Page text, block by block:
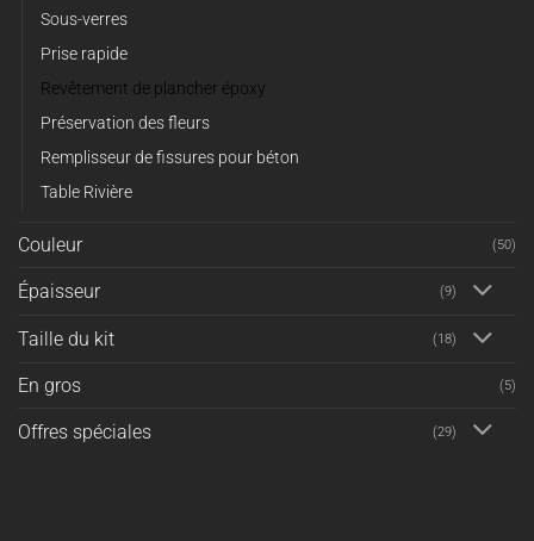
Sous-verres
Prise rapide
Revêtement de plancher époxy
Préservation des fleurs
Remplisseur de fissures pour béton
Table Rivière
Couleur (50)
Épaisseur (9)
Taille du kit (18)
En gros (5)
Offres spéciales (29)